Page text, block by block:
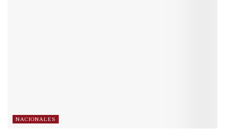
NACIONALES